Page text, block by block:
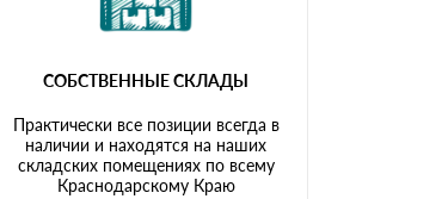
СОБСТВЕННЫЕ СКЛАДЫ
Практически все позиции всегда в
наличии и находятся на наших
складских помещениях по всему
Краснодарскому Краю